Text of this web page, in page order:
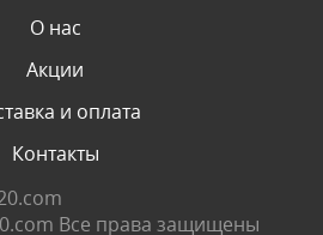
О нас
Акции
и оплата
Контакты
Все права защищены